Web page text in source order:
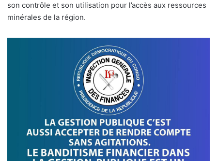
son contrôle et son utilisation pour l’accès aux ressources
minérales de la région.